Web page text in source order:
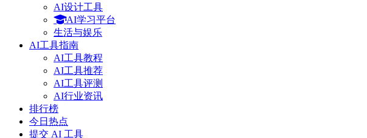
AI设计工具
AI学习平台
生活与娱乐
AI工具指南
AI工具教程
AI工具推荐
AI工具评测
AI行业资讯
排行榜
今日热点
提交 AI 工具